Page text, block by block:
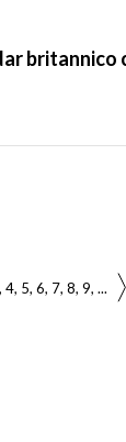
britannico
4 5 6 7 8 9 ...